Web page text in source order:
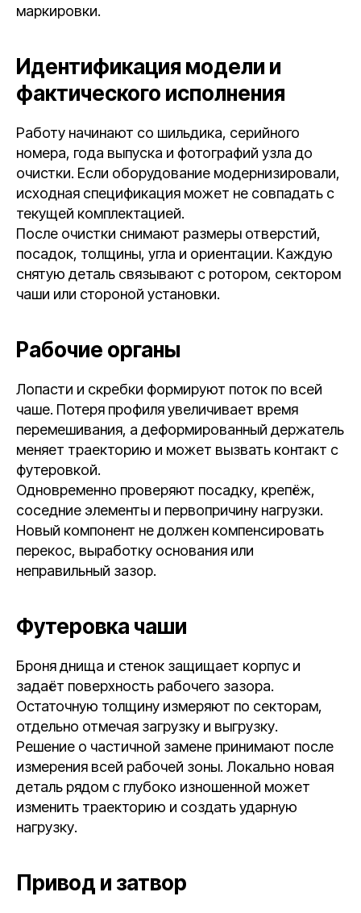
маркировки.
Идентификация модели и
фактического исполнения
Работу начинают со шильдика, серийного
номера, года выпуска и фотографий узла до
очистки. Если оборудование модернизировали,
исходная спецификация может не совпадать с
текущей комплектацией.
После очистки снимают размеры отверстий,
посадок, толщины, угла и ориентации. Каждую
снятую деталь связывают с ротором, сектором
чаши или стороной установки.
Рабочие органы
Лопасти и скребки формируют поток по всей
чаше. Потеря профиля увеличивает время
перемешивания, а деформированный держатель
меняет траекторию и может вызвать контакт с
футеровкой.
Одновременно проверяют посадку, крепёж,
соседние элементы и первопричину нагрузки.
Новый компонент не должен компенсировать
перекос, выработку основания или
неправильный зазор.
Футеровка чаши
Броня днища и стенок защищает корпус и
задаёт поверхность рабочего зазора.
Остаточную толщину измеряют по секторам,
отдельно отмечая загрузку и выгрузку.
Решение о частичной замене принимают после
измерения всей рабочей зоны. Локально новая
деталь рядом с глубоко изношенной может
изменить траекторию и создать ударную
нагрузку.
Привод и затвор